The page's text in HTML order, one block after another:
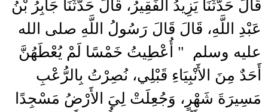
قَالَ حَدَّثَنَا يَزِيدُ الْفَقِيرُ، قَالَ حَدَّثَنَا جَابِرُ بْنُ
عَبْدِ اللَّهِ، قَالَ قَالَ رَسُولُ اللَّهِ صلى الله
عليه وسلم ‏ "‏ أُعْطِيتُ خَمْسًا لَمْ يُعْطَهُنَّ
أَحَدٌ مِنَ الأَنْبِيَاءِ قَبْلِي، نُصِرْتُ بِالرُّعْبِ
مَسِيرَةَ شَهْرٍ، وَجُعِلَتْ لِيَ الأَرْضُ مَسْجِدًا